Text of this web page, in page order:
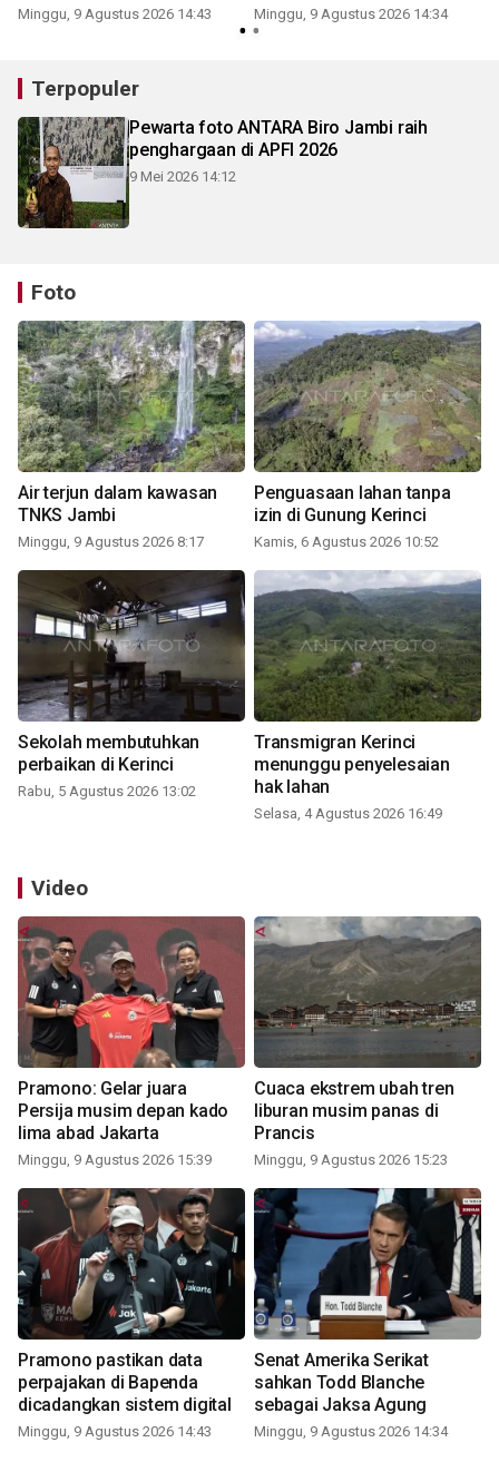
Minggu, 9 Agustus 2026 14:43 Minggu, 9 Agustus 2026 14:34
Terpopuler
Pewarta foto ANTARA Biro Jambi raih
penghargaan di APFI 2026
9 Mei 2026 14:12
Foto
Air terjun dalam kawasan
TNKS Jambi
Minggu, 9 Agustus 2026 8:17
Penguasaan lahan tanpa
izin di Gunung Kerinci
Kamis, 6 Agustus 2026 10:52
Sekolah membutuhkan
perbaikan di Kerinci
Rabu, 5 Agustus 2026 13:02
Transmigran Kerinci
menunggu penyelesaian
hak lahan
Selasa, 4 Agustus 2026 16:49
Video
Pramono: Gelar juara
Persija musim depan kado
lima abad Jakarta
Minggu, 9 Agustus 2026 15:39
Cuaca ekstrem ubah tren
liburan musim panas di
Prancis
Minggu, 9 Agustus 2026 15:23
Pramono pastikan data
perpajakan di Bapenda
dicadangkan sistem digital
Minggu, 9 Agustus 2026 14:43
Senat Amerika Serikat
sahkan Todd Blanche
sebagai Jaksa Agung
Minggu, 9 Agustus 2026 14:34